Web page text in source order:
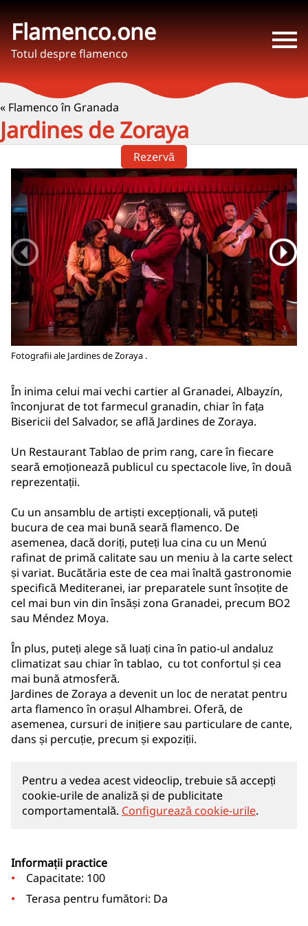
Flamenco.one
Totul despre flamenco
« Flamenco în Granada
Jardines de Zoraya
Fotografii ale Jardines de Zoraya .
În inima celui mai vechi cartier al Granadei, Albayzín,
înconjurat de tot farmecul granadin, chiar în fața
Bisericii del Salvador, se află Jardines de Zoraya.
Un Restaurant Tablao de prim rang, care în fiecare
seară emoționează publicul cu spectacole live, în două
reprezentații.
Cu un ansamblu de artiști excepționali, vă puteți
bucura de cea mai bună seară flamenco. De
asemenea, dacă doriți, puteți lua cina cu un Menú
rafinat de primă calitate sau un meniu à la carte select
și variat. Bucătăria este de cea mai înaltă gastronomie
specifică Mediteranei, iar preparatele sunt însoțite de
cel mai bun vin din însăși zona Granadei, precum BO2
sau Méndez Moya.
În plus, puteți alege să luați cina în patio-ul andaluz
climatizat sau chiar în tablao, cu tot confortul și cea
mai bună atmosferă.
Jardines de Zoraya a devenit un loc de neratat pentru
arta flamenco în orașul Alhambrei. Oferă, de
asemenea, cursuri de inițiere sau particulare de cante,
dans și percuție, precum și expoziții.
Pentru a vedea acest videoclip, trebuie să accepți
cookie-urile de analiză și de publicitate
comportamentală. Configurează cookie-urile.
Informații practice
Capacitate: 100
Terasa pentru fumători: Da